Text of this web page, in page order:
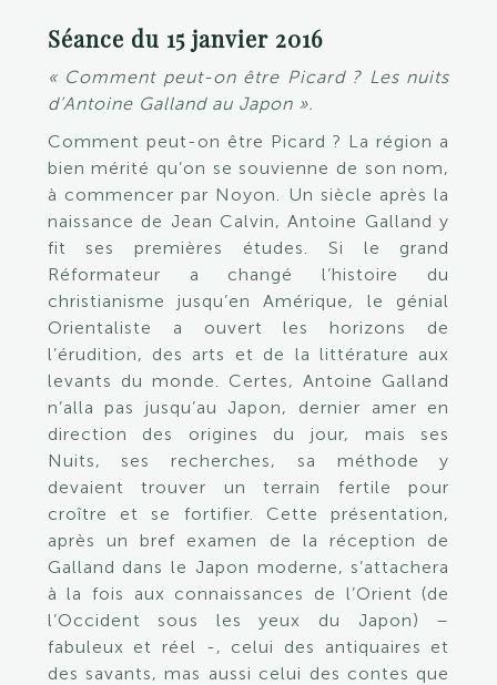
Séance du 15 janvier 2016
« Comment peut-on être Picard ? Les nuits
d’Antoine Galland au Japon ».
Comment peut-on être Picard ? La région a
bien mérité qu’on se souvienne de son nom,
à commencer par Noyon. Un siècle après la
naissance de Jean Calvin, Antoine Galland y
fit ses premières études. Si le grand
Réformateur a changé l’histoire du
christianisme jusqu’en Amérique, le génial
Orientaliste a ouvert les horizons de
l’érudition, des arts et de la littérature aux
levants du monde. Certes, Antoine Galland
n’alla pas jusqu’au Japon, dernier amer en
direction des origines du jour, mais ses
Nuits, ses recherches, sa méthode y
devaient trouver un terrain fertile pour
croître et se fortifier. Cette présentation,
après un bref examen de la réception de
Galland dans le Japon moderne, s’attachera
à la fois aux connaissances de l’Orient (de
l’Occident sous les yeux du Japon) –
fabuleux et réel -, celui des antiquaires et
des savants, mas aussi celui des contes que